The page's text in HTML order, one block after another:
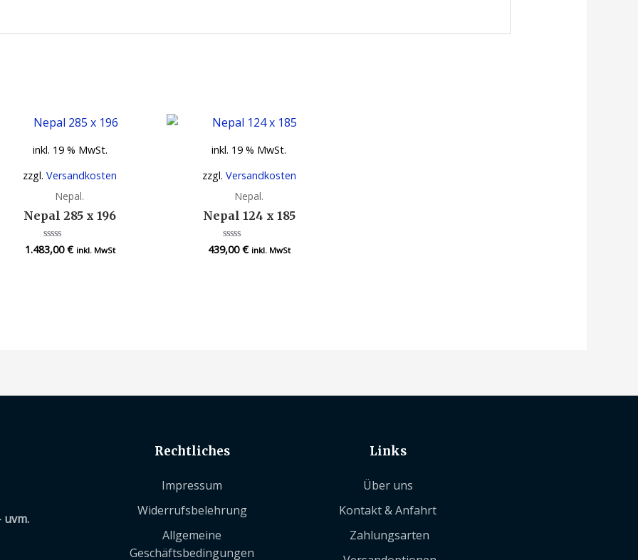
inkl. 19 % MwSt.
zzgl.Versandkosten
Nepal.
Nepal 285 x 196
Bewertet
mit
1.483,00€ inkl. MwSt
inkl. 19 % MwSt.
zzgl. Versandkosten
Nepal.
Nepal 124 x 185
Bewertet
mit
439,00€ inkl. MwSt
uvm.
Rechtliches
Impressum
Widerrufsbelehrung
Allgemeine
Geschäftsbedingungen
Links
Über uns
Kontakt & Anfahrt
Zahlungsarten